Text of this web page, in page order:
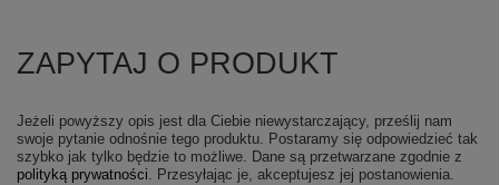
ZAPYTAJ O PRODUKT
Jeżeli powyższy opis jest dla Ciebie niewystarczający, prześlij nam
swoje pytanie odnośnie tego produktu. Postaramy się odpowiedzieć tak
szybko jak tylko będzie to możliwe. Dane są przetwarzane zgodnie z
polityką prywatności. Przesyłając je, akceptujesz jej postanowienia.